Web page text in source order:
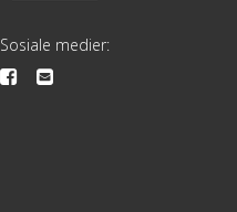
Sosiale medier: